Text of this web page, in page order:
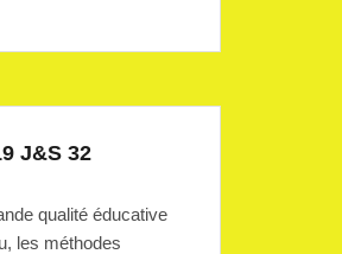
J&S 32
qualité éducative
les méthodes